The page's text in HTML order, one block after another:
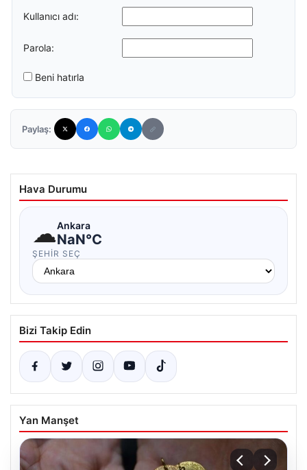
Kullanıcı adı:
Parola:
Beni hatırla
Paylaş:
Hava Durumu
☁Ankara
NaN°C
ŞEHIR SEÇ
Bizi Takip Edin
Yan Manşet